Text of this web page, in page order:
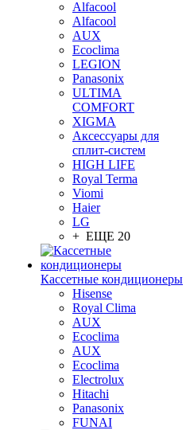
Alfacool
Alfacool
AUX
Ecoclima
LEGION
Panasonix
ULTIMA
COMFORT
XIGMA
Аксессуары для
сплит-систем
HIGH LIFE
Royal Terma
Viomi
Haier
LG
+ ЕЩЕ 20
Кассетные кондиционеры
Hisense
Royal Clima
AUX
Ecoclima
AUX
Ecoclima
Electrolux
Hitachi
Panasonix
FUNAI